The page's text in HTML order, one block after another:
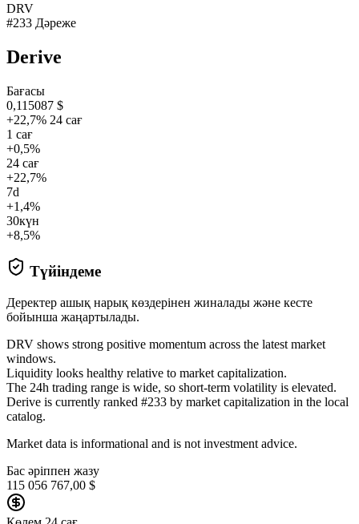
DRV
#233 Дәреже
Derive
Бағасы
0,115087 $
+22,7% 24 сағ
1 сағ
+0,5%
24 сағ
+22,7%
7d
+1,4%
30күн
+8,5%
Түйіндеме
Деректер ашық нарық көздерінен жиналады және кесте
бойынша жаңартылады.
DRV shows strong positive momentum across the latest market
windows.
Liquidity looks healthy relative to market capitalization.
The 24h trading range is wide, so short-term volatility is elevated.
Derive is currently ranked #233 by market capitalization in the local
catalog.
Market data is informational and is not investment advice.
Бас әріппен жазу
115 056 767,00 $